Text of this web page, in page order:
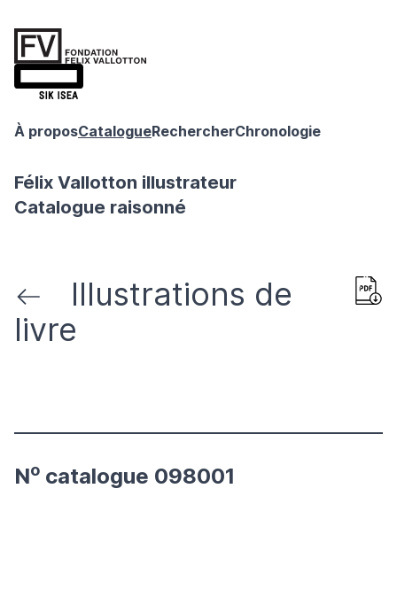
À proposCatalogueRechercherChronologie
Félix Vallotton illustrateur
Catalogue raisonné
Illustrations de
livre
No catalogue 098001